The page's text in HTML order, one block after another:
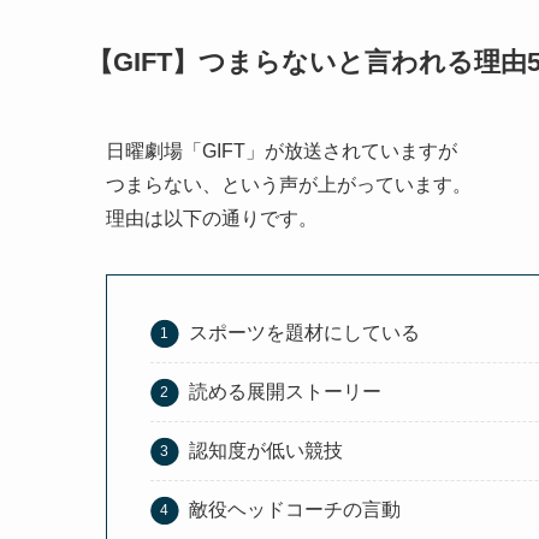
【GIFT】つまらないと言われる理由
日曜劇場「GIFT」が放送されていますが
つまらない、という声が上がっています。
理由は以下の通りです。
スポーツを題材にしている
読める展開ストーリー
認知度が低い競技
敵役ヘッドコーチの言動